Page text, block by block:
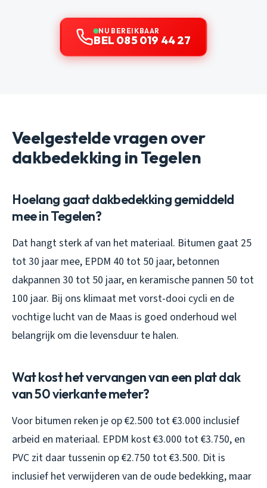
NU BEREIKBAAR
BEL 085 019 44 27
Veelgestelde vragen over
dakbedekking in Tegelen
Hoelang gaat dakbedekking gemiddeld
mee in Tegelen?
Dat hangt sterk af van het materiaal. Bitumen gaat 25
tot 30 jaar mee, EPDM 40 tot 50 jaar, betonnen
dakpannen 30 tot 50 jaar, en keramische pannen 50 tot
100 jaar. Bij ons klimaat met vorst-dooi cycli en de
vochtige lucht van de Maas is goed onderhoud wel
belangrijk om die levensduur te halen.
Wat kost het vervangen van een plat dak
van 50 vierkante meter?
Voor bitumen reken je op €2.500 tot €3.000 inclusief
arbeid en materiaal. EPDM kost €3.000 tot €3.750, en
PVC zit daar tussenin op €2.750 tot €3.500. Dit is
inclusief het verwijderen van de oude bedekking, maar